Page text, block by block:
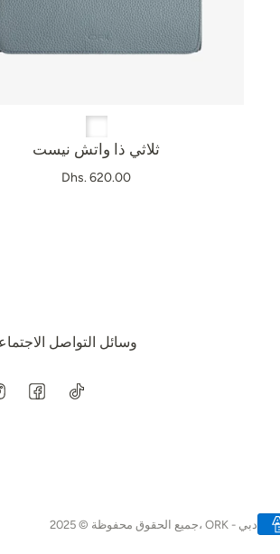
ثلاثي ذا واتش نيست
Dhs. 620.00
وسائل التواصل
جميع الحقوق محفوظة © 2025، ORK - دبي